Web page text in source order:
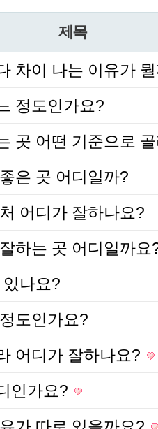
제목
차이 나는 이유가
정도인가요?
곳 어떤 기준으로
은 곳 어디일까?
어디가 잘하나요?
하는 곳 어디일까요
나요?
도인가요?
어디가 잘하나요?
인가요?